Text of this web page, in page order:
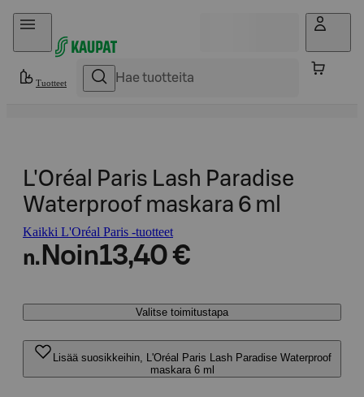
Hyppää sisältöön
Tuotteet
L'Oréal Paris Lash Paradise
Waterproof maskara 6 ml
Kaikki L'Oréal Paris -tuotteet
n. Noin13,40 €
Valitse toimitustapa
Lisää suosikkeihin, L'Oréal Paris Lash Paradise Waterproof
maskara 6 ml